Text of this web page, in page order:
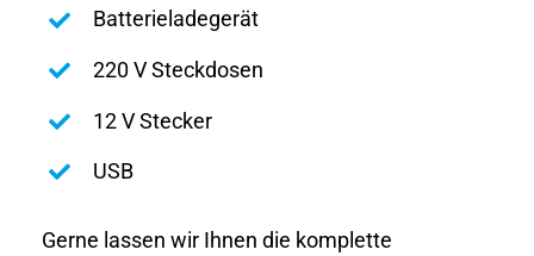
Batterieladegerät
220 V Steckdosen
12 V Stecker
USB
Gerne lassen wir Ihnen die komplette